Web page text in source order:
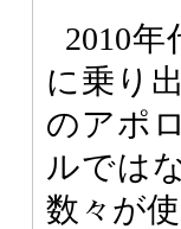
2010年
に乗り
のアポ
ルでは
数々が